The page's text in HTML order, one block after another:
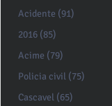
Acidente (91)
2016 (85)
Acime (79)
Policia civil (75)
Cascavel (65)